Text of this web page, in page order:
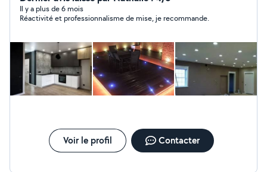
Il y a plus de 6 mois
Réactivité et professionnalisme de mise, je recommande.
Voir le profil Contacter